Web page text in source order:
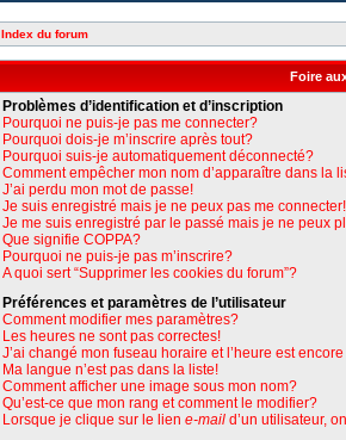
Index du forum
Foire
Problèmes d’identification et d’inscription
Pourquoi ne puis-je pas me connecter?
Pourquoi dois-je m’inscrire après tout?
Pourquoi suis-je automatiquement déconnecté?
Comment empêcher mon nom d’apparaître dans la
J’ai perdu mon mot de passe!
Je suis enregistré mais je ne peux pas me connecter!
Je me suis enregistré par le passé mais je ne peux
Que signifie COPPA?
Pourquoi ne puis-je pas m’inscrire?
A quoi sert “Supprimer les cookies du forum”?
Préférences et paramètres de l’utilisateur
Comment modifier mes paramètres?
Les heures ne sont pas correctes!
J’ai changé mon fuseau horaire et l’heure est
Ma langue n’est pas dans la liste!
Comment afficher une image sous mon nom?
Qu’est-ce que mon rang et comment le modifier?
Lorsque je clique sur le lien e-mail d’un utilisateur,